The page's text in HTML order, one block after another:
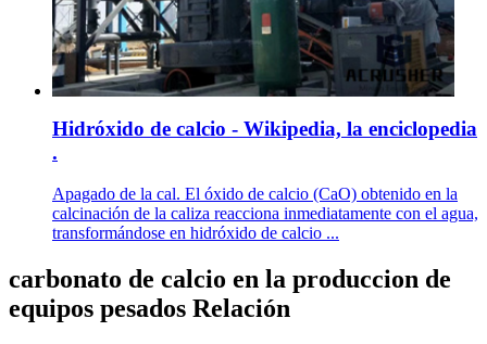
Hidróxido de calcio - Wikipedia, la enciclopedia
.
Apagado de la cal. El óxido de calcio (CaO) obtenido en la
calcinación de la caliza reacciona inmediatamente con el agua,
transformándose en hidróxido de calcio ...
carbonato de calcio en la produccion de
equipos pesados Relación